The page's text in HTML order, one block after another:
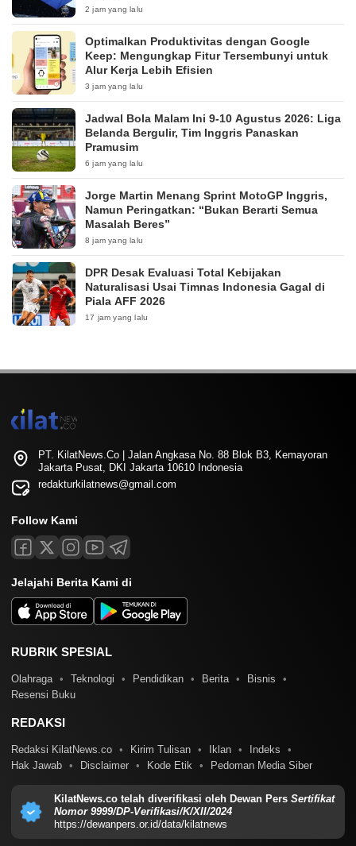
2 jam yang lalu
Optimalkan Produktivitas dengan Google
Keep: Mengungkap Fitur Tersembunyi untuk
Alur Kerja Lebih Efisien
3 jam yang lalu
Jadwal Bola Malam Ini 9-10 Agustus 2026: Liga
Belanda Bergulir, Tim Inggris Panaskan
Pramusim
6 jam yang lalu
Jorge Martin Menang Sprint MotoGP Inggris,
Namun Peringatkan: “Bukan Berarti Semua
Masalah Beres”
8 jam yang lalu
DPR Desak Evaluasi Total Kebijakan
Naturalisasi Usai Timnas Indonesia Gagal di
Piala AFF 2026
17 jam yang lalu
PT. KilatNews.Co | Jalan Angkasa No. 88 Blok B3, Kemayoran
Jakarta Pusat, DKI Jakarta 10610 Indonesia
redakturkilatnews@gmail.com
Follow Kami
Jelajahi Berita Kami di
RUBRIK SPESIAL
Olahraga Teknologi Pendidikan Berita
Bisnis
Resensi Buku
REDAKSI
Redaksi KilatNews.co Kirim Tulisan Iklan
Indeks
Hak Jawab
Disclaimer Kode Etik Pedoman Media Siber
KilatNews.co telah diverifikasi oleh Dewan Pers Sertifikat
Nomor 9999/DP-Verifikasi/K/XII/2024
https://dewanpers.or.id/data/kilatnews